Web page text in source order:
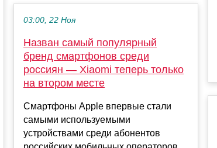
03:00, 22 Ноя
Назван самый популярный
бренд смартфонов среди
россиян — Xiaomi теперь только
на втором месте
Смартфоны Apple впервые стали
самыми используемыми
устройствами среди абонентов